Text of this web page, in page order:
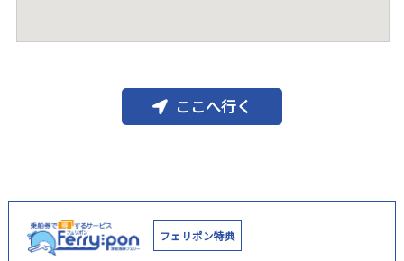
ここへ行く
フェリポン特典